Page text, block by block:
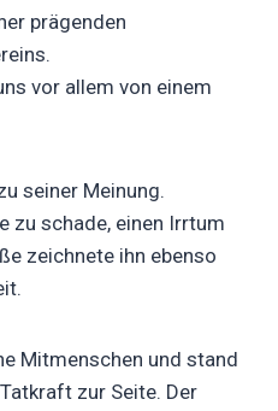
prägenden
vor allem von einem
seiner Meinung.
zu schade, einen Irrtum
zeichnete ihn ebenso
Mitmenschen und stand
zur Seite. Der